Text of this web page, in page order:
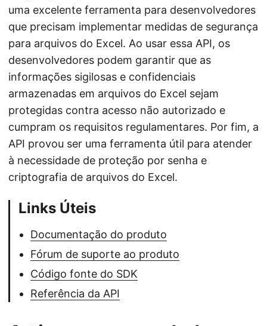
uma excelente ferramenta para desenvolvedores
que precisam implementar medidas de segurança
para arquivos do Excel. Ao usar essa API, os
desenvolvedores podem garantir que as
informações sigilosas e confidenciais
armazenadas em arquivos do Excel sejam
protegidas contra acesso não autorizado e
cumpram os requisitos regulamentares. Por fim, a
API provou ser uma ferramenta útil para atender
à necessidade de proteção por senha e
criptografia de arquivos do Excel.
Links Úteis
Documentação do produto
Fórum de suporte ao produto
Código fonte do SDK
Referência da API